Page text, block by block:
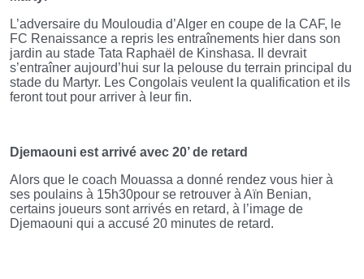
L’adversaire du Mouloudia d’Alger en coupe de la CAF, le
FC Renaissance a repris les entraînements hier dans son
jardin au stade Tata Raphaël de Kinshasa. Il devrait
s’entraîner aujourd’hui sur la pelouse du terrain principal du
stade du Martyr. Les Congolais veulent la qualification et ils
feront tout pour arriver à leur fin.
Djemaouni est arrivé avec 20’ de retard
Alors que le coach Mouassa a donné rendez vous hier à
ses poulains à 15h30pour se retrouver à Aïn Benian,
certains joueurs sont arrivés en retard, à l’image de
Djemaouni qui a accusé 20 minutes de retard.